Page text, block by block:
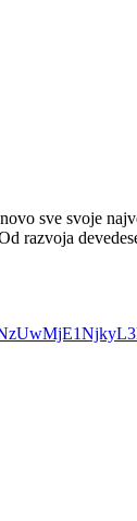
sve svoje
razvoja